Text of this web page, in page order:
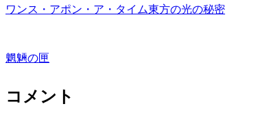
ワンス・アポン・ア・タイム東方の光の秘密
魍魎の匣
コメント